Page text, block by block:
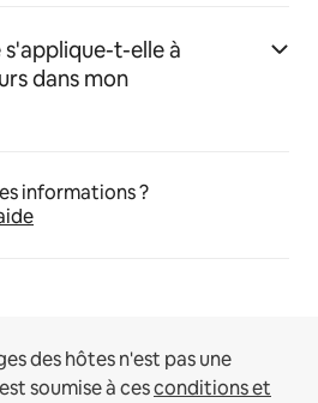
t-elle à
dans mon
informations ?
des hôtes n'est pas une
soumise à cesconditions et